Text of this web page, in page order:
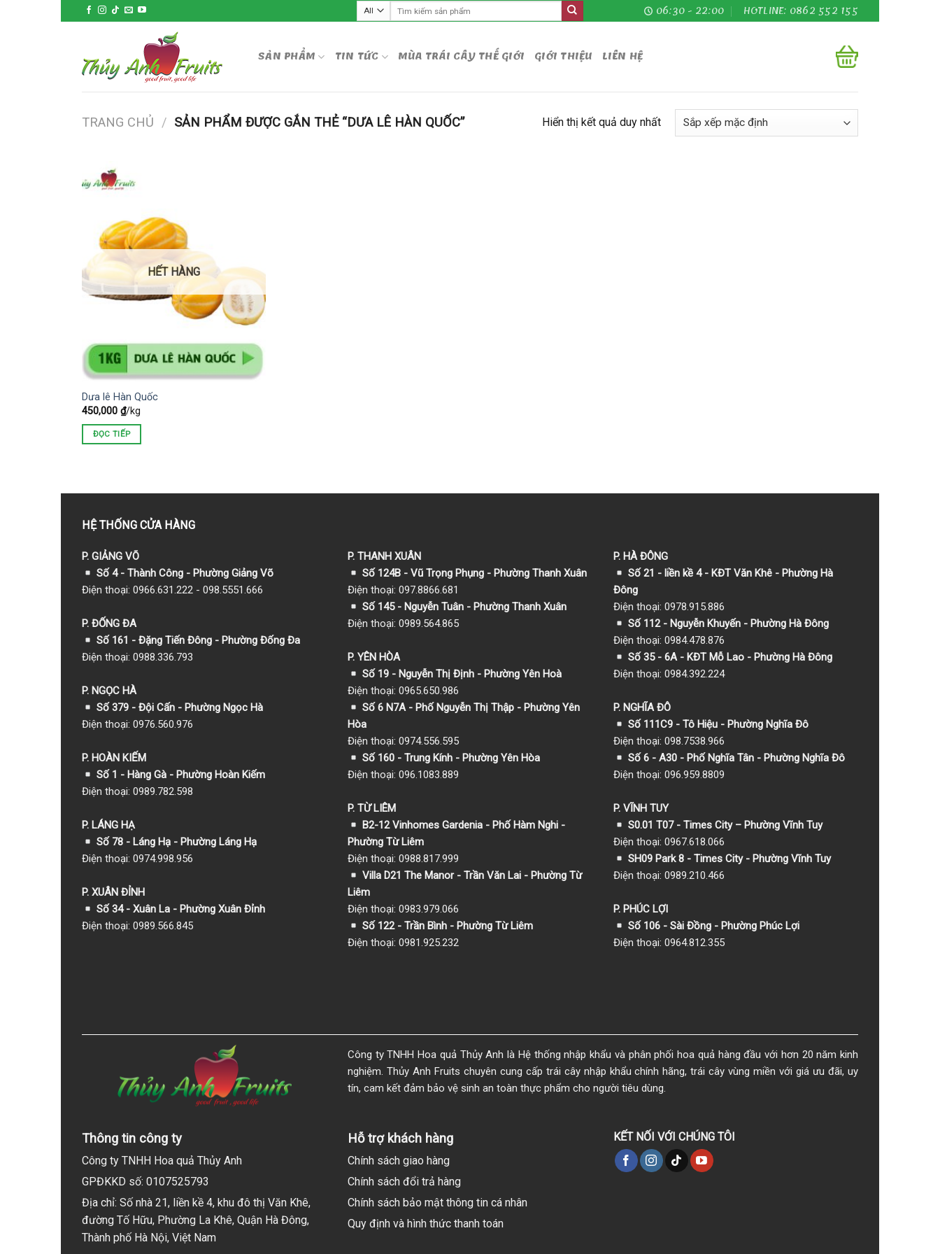
to
06:30 - 22:00 HOTLINE: 0862 552 155
SẢN PHẨM TIN TỨC MÙA TRÁI CÂY THẾ GIỚI GIỚI THIỆU LIÊN HỆ
TRANG CHỦ / SẢN PHẨM ĐƯỢC GẮN THẺ “DƯA LÊ HÀN QUỐC” Hiển thị kết quả duy nhất
HẾT HÀNG
Dưa lê Hàn Quốc
450,000 ₫/kg
ĐỌC TIẾP
HỆ THỐNG CỬA HÀNG
P. GIẢNG VÕ
Số 4 - Thành Công - Phường Giảng Võ
Điện thoại: 0966.631.222 - 098.5551.666
P. ĐỐNG ĐA
Số 161 - Đặng Tiến Đông - Phường Đống Đa
Điện thoại: 0988.336.793
P. NGỌC HÀ
Số 379 - Đội Cấn - Phường Ngọc Hà
Điện thoại: 0976.560.976
P. HOÀN KIẾM
Số 1 - Hàng Gà - Phường Hoàn Kiếm
Điện thoại: 0989.782.598
P. LÁNG HẠ
Số 78 - Láng Hạ - Phường Láng Hạ
Điện thoại: 0974.998.956
P. XUÂN ĐỈNH
Số 34 - Xuân La - Phường Xuân Đỉnh
Điện thoại: 0989.566.845
P. THANH XUÂN
Số 124B - Vũ Trọng Phụng - Phường Thanh Xuân
Điện thoại: 097.8866.681
Số 145 - Nguyễn Tuân - Phường Thanh Xuân
Điện thoại: 0989.564.865
P. YÊN HÒA
Số 19 - Nguyễn Thị Định - Phường Yên Hoà
Điện thoại: 0965.650.986
Số 6 N7A - Phố Nguyễn Thị Thập - Phường Yên
Hòa
Điện thoại: 0974.556.595
Số 160 - Trung Kính - Phường Yên Hòa
Điện thoại: 096.1083.889
P. TỪ LIÊM
B2-12 Vinhomes Gardenia - Phố Hàm Nghi -
Phường Từ Liêm
Điện thoại: 0988.817.999
Villa D21 The Manor - Trần Văn Lai - Phường Từ
Liêm
Điện thoại: 0983.979.066
Số 122 - Trần Bình - Phường Từ Liêm
Điện thoại: 0981.925.232
P. HÀ ĐÔNG
Số 21 - liền kề 4 - KĐT Văn Khê - Phường Hà
Đông
Điện thoại: 0978.915.886
Số 112 - Nguyễn Khuyến - Phường Hà Đông
Điện thoại: 0984.478.876
Số 35 - 6A - KĐT Mỗ Lao - Phường Hà Đông
Điện thoại: 0984.392.224
P. NGHĨA ĐÔ
Số 111C9 - Tô Hiệu - Phường Nghĩa Đô
Điện thoại: 098.7538.966
Số 6 - A30 - Phố Nghĩa Tân - Phường Nghĩa Đô
Điện thoại: 096.959.8809
P. VĨNH TUY
S0.01 T07 - Times City – Phường Vĩnh Tuy
Điện thoại: 0967.618.066
SH09 Park 8 - Times City - Phường Vĩnh Tuy
Điện thoại: 0989.210.466
P. PHÚC LỢI
Số 106 - Sài Đồng - Phường Phúc Lợi
Điện thoại: 0964.812.355
Công ty TNHH Hoa quả Thủy Anh là Hệ thống nhập khẩu và phân phối hoa quả hàng đầu với hơn 20 năm kinh
nghiệm. Thủy Anh Fruits chuyên cung cấp trái cây nhập khẩu chính hãng, trái cây vùng miền với giá ưu đãi, uy
tín, cam kết đảm bảo vệ sinh an toàn thực phẩm cho người tiêu dùng.
Thông tin công ty
Công ty TNHH Hoa quả Thủy Anh
GPĐKKD số: 0107525793
Địa chỉ: Số nhà 21, liền kề 4, khu đô thị Văn Khê,
đường Tố Hữu, Phường La Khê, Quận Hà Đông,
Thành phố Hà Nội, Việt Nam
Hỗ trợ khách hàng
Chính sách giao hàng
Chính sách đổi trả hàng
Chính sách bảo mật thông tin cá nhân
Quy định và hình thức thanh toán
KẾT NỐI VỚI CHÚNG TÔI